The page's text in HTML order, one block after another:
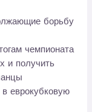
борьбу
чемпионата
и получить
в еврокубковую